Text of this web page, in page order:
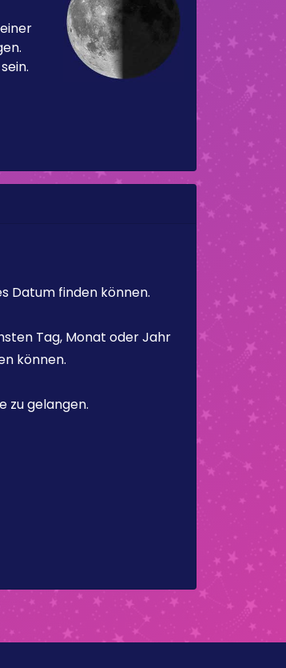
Datum finden können.
Tag, Monat oder Jahr
können.
zu gelangen.